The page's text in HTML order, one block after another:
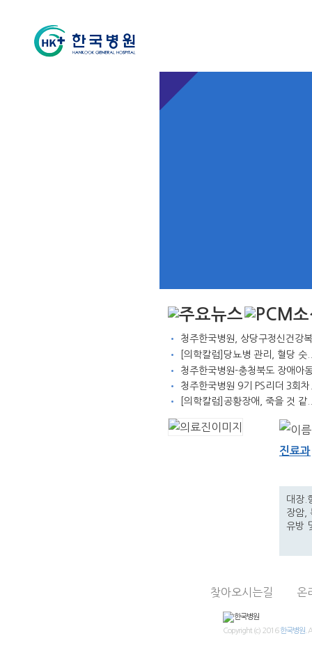
•
청주한국병원, 상당구정신건강
•
[의학칼럼]당뇨병 관리, 혈당 숫..
•
청주한국병원-충청북도 장애아
•
청주한국병원 9기 PS리더 3회차
•
[의학칼럼]공황장애, 죽을 것 같..
진료과
대장.
장암,
유방
찾아오시는길 온
Copyright (c) 2016한국병원.